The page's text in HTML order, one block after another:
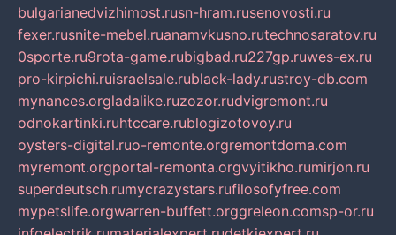
bulgarianedvizhimost.rusn-hram.rusenovosti.ru
fexer.rusnite-mebel.ruanamvkusno.rutechnosaratov.ru
0sporte.ru9rota-game.rubigbad.ru227gp.ruwes-ex.ru
pro-kirpichi.ruisraelsale.rublack-lady.rustroy-db.com
mynances.orgladalike.ruzozor.rudvigremont.ru
odnokartinki.ruhtccare.rublogizotovoy.ru
oysters-digital.ruo-remonte.orgremontdoma.com
myremont.orgportal-remonta.orgvyitikho.rumirjon.ru
superdeutsch.rumycrazystars.rufilosofyfree.com
mypetslife.orgwarren-buffett.orggreleon.comsp-or.ru